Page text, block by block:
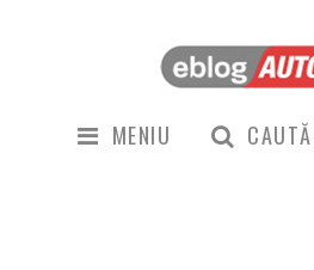
MENIU CAUTĂ